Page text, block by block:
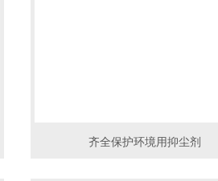
齐全保护环境用抑尘剂